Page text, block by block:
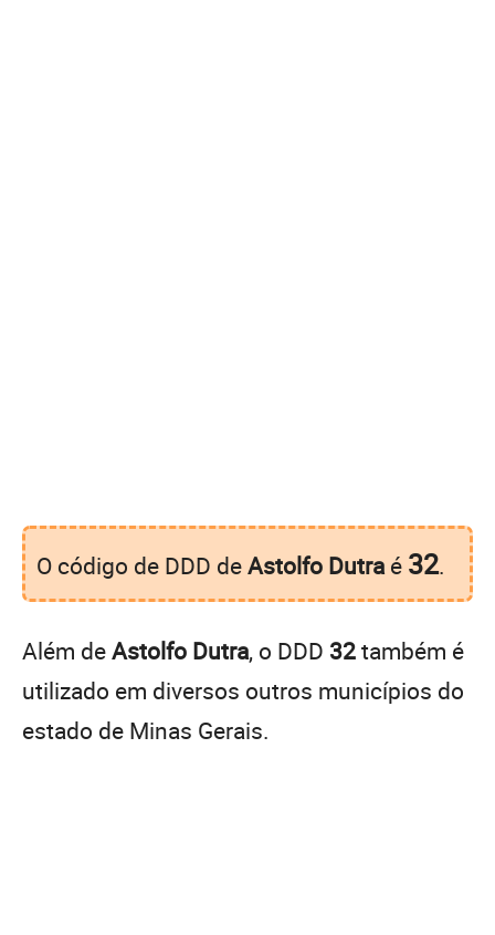
O código de DDD deAstolfo Dutra é 32.
Além deAstolfo Dutra, o DDD 32também é
utilizado em diversos outros municípios do
estado de Minas Gerais.